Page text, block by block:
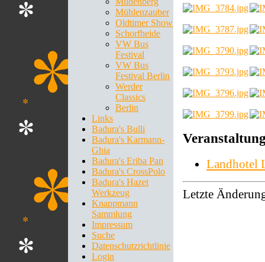
Mühlenzauber
Oldtimer Show
Schorfheide
VW Bus
Festival
VW Bus
Festival Berlin
Werder
Classics
Berlin
Links
Badura's Bulli
Badura's Karmann-
Ghia
Badura's Eriba Pan
Badura's CrossPolo
Badura's Hazet
Werkzeug
Knappmann
Sammlung
Impressum
Suche
Datenschutzrichtlinie
Login
Landhotel
Letzte